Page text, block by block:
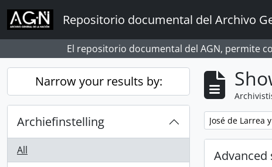
Skip to main content
Repositorio documental del Archivo
El repositorio documental del AGN, permite
Narrow your results by:
Archiefinstelling
All
Remove filter:
José de Larrea
Advanced